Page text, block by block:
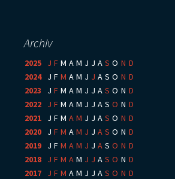
Archiv
2025 J F M A M J J A S O N D
2024: J F M A M J J A S O N D
2023
J F M A M J J A S O N D
2022
J F M A M J J A S O N D
2021
J F M A M J J A S O N D
2020
J F M A M J J A S O N D
2019
J F M A M J J A S O N D
2018
J F M A M J J A S O N D
2017
J F M A M J J A S O N D